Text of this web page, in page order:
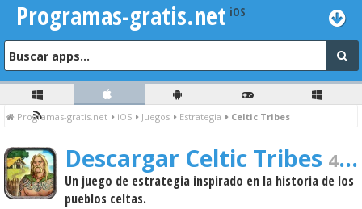
Programas-gratis.net
Programas-gratis.net iOS Juegos Estrategia Celtic Tribes
Descargar Celtic Tribes 4.12.0 Gratis Para PC
Un juego de estrategia inspirado en la historia de los
pueblos celtas.